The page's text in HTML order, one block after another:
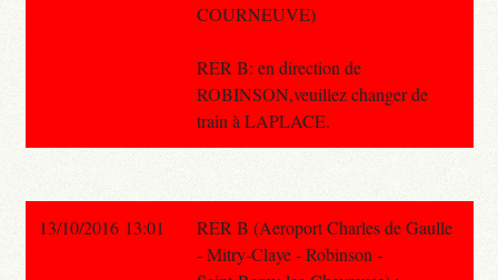
COURNEUVE)
RER B: en direction de
ROBINSON,veuillez changer de
train à LAPLACE.
13/10/2016 13:01
RER B (Aeroport Charles de Gaulle
- Mitry-Claye - Robinson -